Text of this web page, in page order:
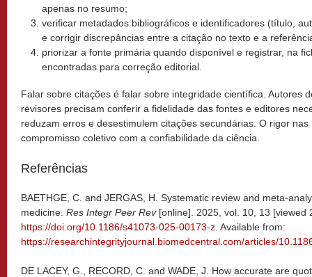
apenas no resumo;
verificar metadados bibliográficos e identificadores (título,
e corrigir discrepâncias entre a citação no texto e a
priorizar a fonte primária quando disponível e registrar, na
encontradas para correção editorial.
Falar sobre citações é falar sobre integridade científica. Autores
revisores precisam conferir a fidelidade das fontes e editores
reduzam erros e desestimulem citações secundárias. O rigor
compromisso coletivo com a confiabilidade da ciência.
Referências
BAETHGE, C. and JERGAS, H. Systematic review and meta-
medicine. Res Integr Peer Rev[online]. 2025, vol. 10, 13 [viewed
https://doi.org/10.1186/s41073-025-00173-z . Available from:
https://researchintegrityjournal.biomedcentral.com/articles/
DE LACEY, G., RECORD, C. and WADE, J. How accurate are